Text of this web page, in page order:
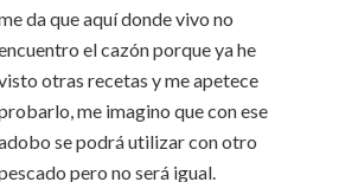
da que aquí donde vivo no
el cazón porque ya he
otras recetas y me apetece
me imagino que con ese
se podrá utilizar con otro
pero no será igual.